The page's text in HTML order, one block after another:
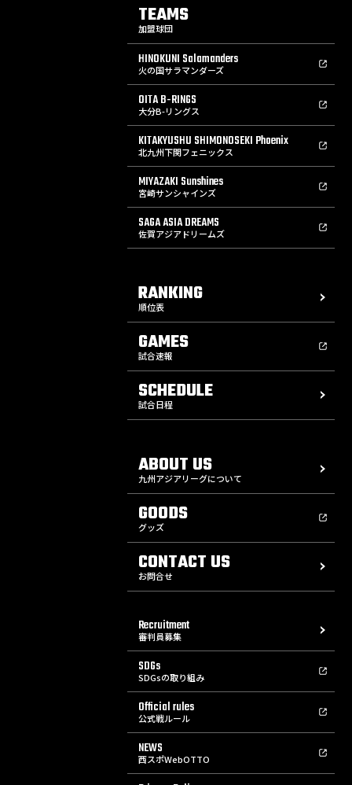
TEAMS
加盟球団
HINOKUNI Salamanders
火の国サラマンダーズ
OITA B-RINGS
大分B-リングス
KITAKYUSHU SHIMONOSEKI Phoenix
北九州下関フェニックス
MIYAZAKI Sunshines
宮崎サンシャインズ
SAGA ASIA DREAMS
佐賀アジアドリームズ
RANKING
順位表
GAMES
試合速報
SCHEDULE
試合日程
ABOUT US
九州アジアリーグについて
GOODS
グッズ
CONTACT US
お問合せ
Recruitment
審判員募集
SDGs
SDGsの取り組み
Official rules
公式戦ルール
NEWS
西スポWebOTTO